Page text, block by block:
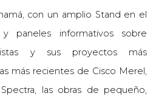
con un amplio Stand en el
paneles informativos sobre
y sus proyectos más
más recientes de Cisco Merel,
las obras de pequeño,